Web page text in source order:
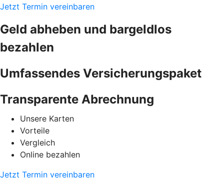
Jetzt Termin vereinbaren
Geld abheben und bargeldlos
bezahlen
Umfassendes Versicherungspaket
Transparente Abrechnung
Unsere Karten
Vorteile
Vergleich
Online bezahlen
Jetzt Termin vereinbaren